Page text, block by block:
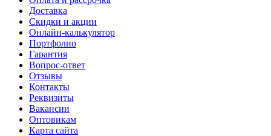
Доставка
Скидки и акции
Онлайн-калькулятор
Портфолио
Гарантия
Вопрос-ответ
Отзывы
Контакты
Реквизиты
Вакансии
Оптовикам
Карта сайта